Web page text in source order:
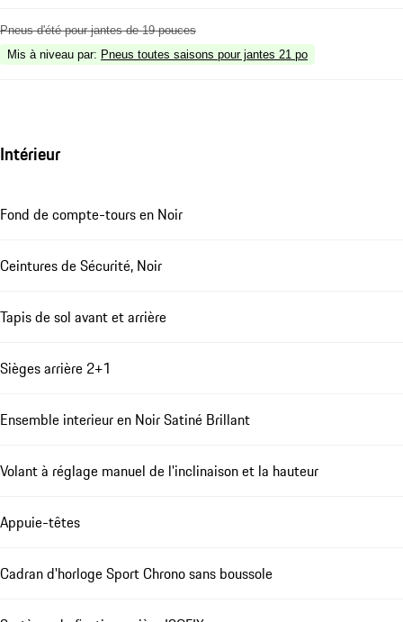
Pneus d'été pour jantes de 19 pouces
Mis à niveau par: Pneus toutes saisons pour jantes 21 po
Intérieur
Fond de compte-tours en Noir
Ceintures de Sécurité, Noir
Tapis de sol avant et arrière
Sièges arrière 2+1
Ensemble interieur en Noir Satiné Brillant
Volant à réglage manuel de l'inclinaison et la hauteur
Appuie-têtes
Cadran d'horloge Sport Chrono sans boussole